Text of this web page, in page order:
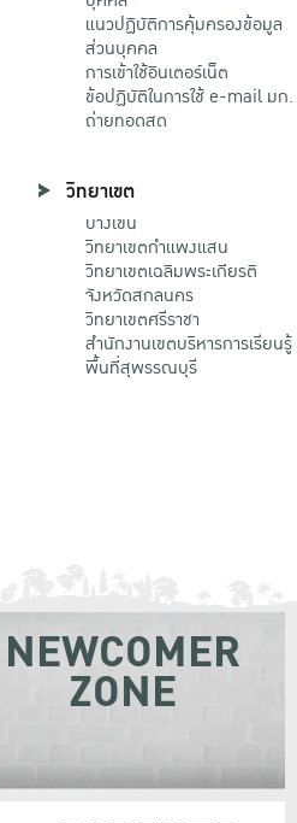
แนวปฏิบัติการคุ้มครองข้อมูล
ส่วนบุคคล
การเข้าใช้อินเตอร์เน็ต
ข้อปฏิบัติในการใช้ e-mail มก.
ถ่ายทอดสด
วิทยาเขต
บางเขน
วิทยาเขตกําแพงแสน
วิทยาเขตเฉลิมพระเกียรติ
จังหวัดสกลนคร
วิทยาเขตศรีราชา
สำนักงานเขตบริหารการเรียนรู้
พื้นที่สุพรรณบุรี
NEWCOMER
ZONE